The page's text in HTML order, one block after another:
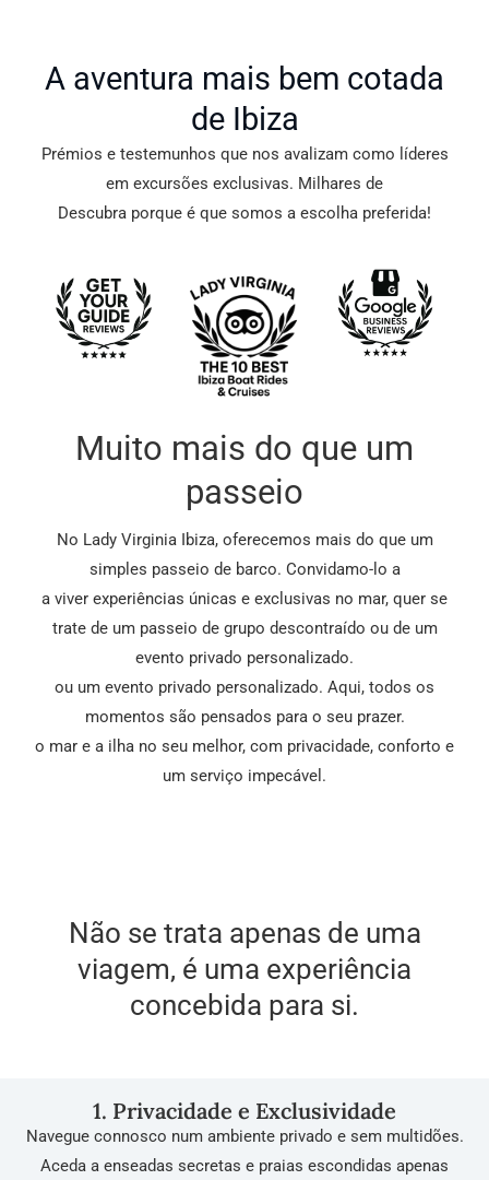
A aventura mais bem cotada
de Ibiza
Prémios e testemunhos que nos avalizam como líderes
em excursões exclusivas. Milhares de
Descubra porque é que somos a escolha preferida!
Muito mais do que um
passeio
No Lady Virginia Ibiza, oferecemos mais do que um
simples passeio de barco. Convidamo-lo a
a viver experiências únicas e exclusivas no mar, quer se
trate de um passeio de grupo descontraído ou de um
evento privado personalizado.
ou um evento privado personalizado. Aqui, todos os
momentos são pensados para o seu prazer.
o mar e a ilha no seu melhor, com privacidade, conforto e
um serviço impecável.
Não se trata apenas de uma
viagem, é uma experiência
concebida para si.
1. Privacidade e Exclusividade
Navegue connosco num ambiente privado e sem multidões.
Aceda a enseadas secretas e praias escondidas apenas